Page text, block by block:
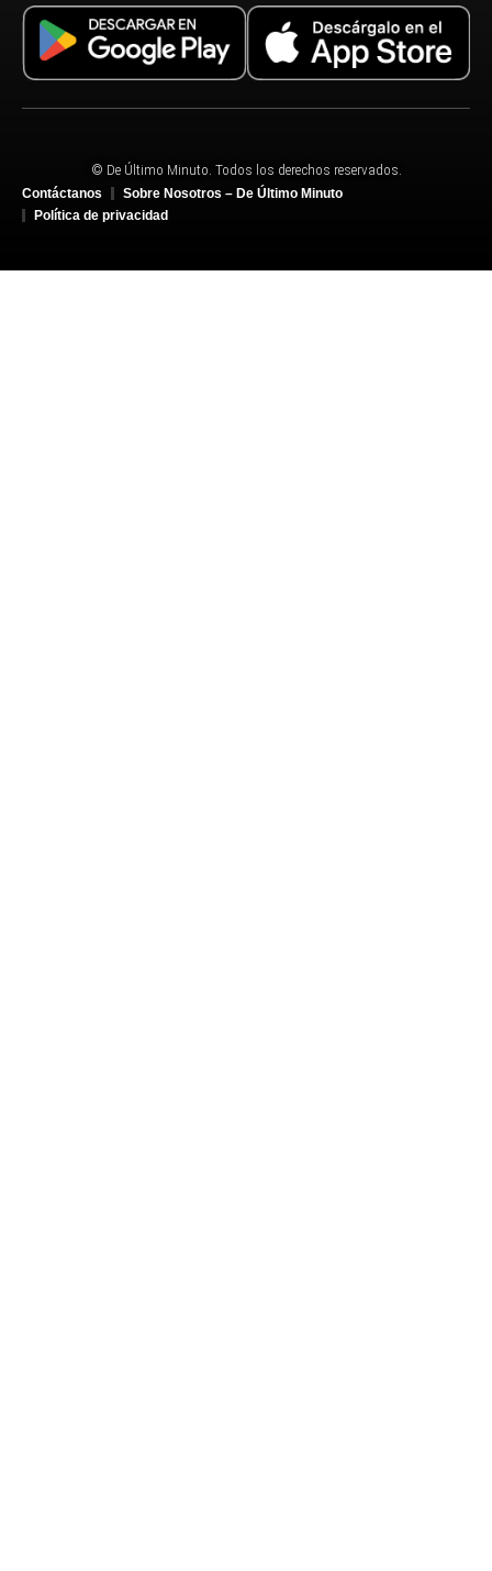
© De Último Minuto. Todos los derechos reservados.
Contáctanos
Sobre Nosotros – De Último Minuto
Política de privacidad